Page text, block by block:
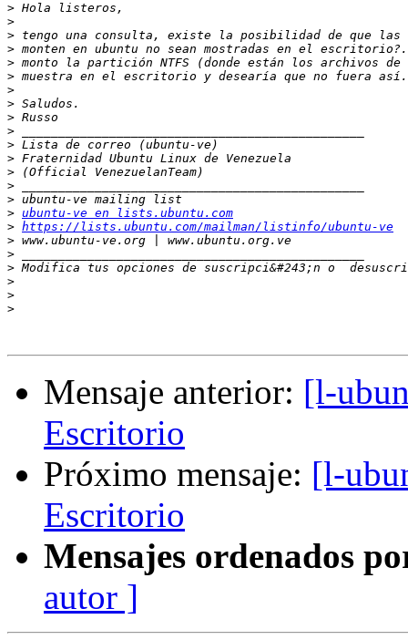
>
>
>
>
>
>
>
>
>
>
>
>
>
>
>
> ubuntu-ve en lists.ubuntu.com
> https://lists.ubuntu.com/mailman/listinfo/ubuntu-ve
>
>
> Modifica tus opciones de suscripci&#243;n o
>
>
>
Mensaje anterior: [l-
Escritorio
Próximo mensaje: [l-
Escritorio
Mensajes ordenados
autor ]